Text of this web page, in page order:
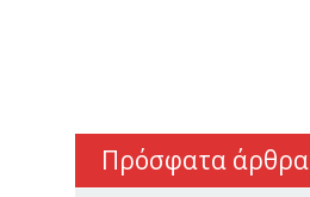
Πρόσφατα άρθρα